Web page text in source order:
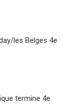
les Belges 4e
termine 4e